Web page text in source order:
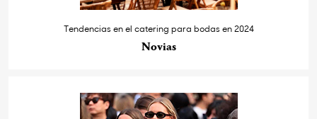
Tendencias en el catering para bodas en 2024
Novias